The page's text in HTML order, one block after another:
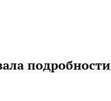
подробности